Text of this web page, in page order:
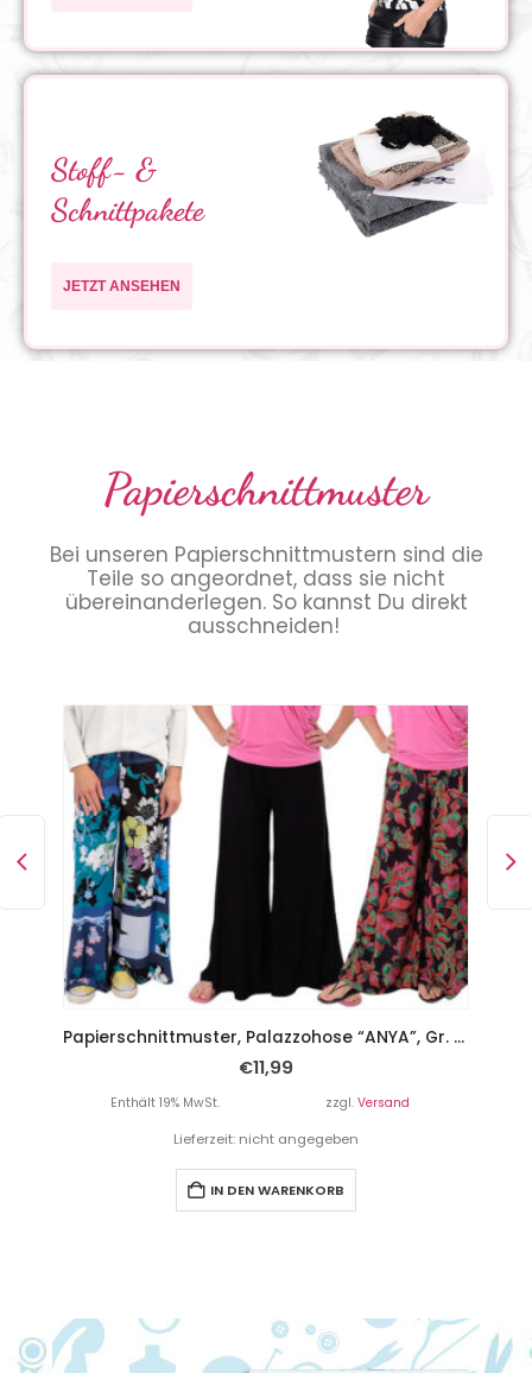
Stoff- &
Schnittpakete
JETZT ANSEHEN
Papierschnittmuster
Bei unseren Papierschnittmustern sind die
Teile so angeordnet, dass sie nicht
übereinanderlegen. So kannst Du direkt
ausschneiden!
Papierschnittmuster, Palazzohose “ANYA”, Gr. 158 – Damengr. 46
€11,99
Enthält 19% MwSt. zzgl. Versand
Lieferzeit: nicht angegeben
IN DEN WARENKORB